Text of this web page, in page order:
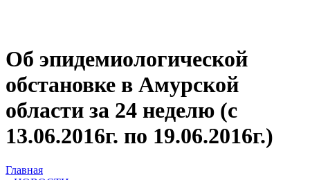
Об эпидемиологической
обстановке в Амурской
области за 24 неделю (с
13.06.2016г. по 19.06.2016г.)
Главная